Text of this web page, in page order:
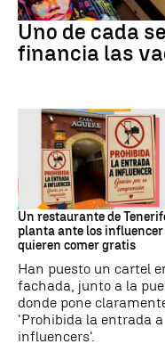
Subida precios
Uno de cada
financia las
Redes Sociales
Un restaurante de
planta ante los influencer
quieren comer gratis
Han puesto un cartel
fachada, junto a la
donde pone
'Prohibida la entrada a
influencers'.